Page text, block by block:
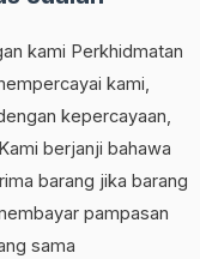
kami Perkhidmatan
kami,
kepercayaan,
berjanji bahawa
barang jika barang
pampasan
sama